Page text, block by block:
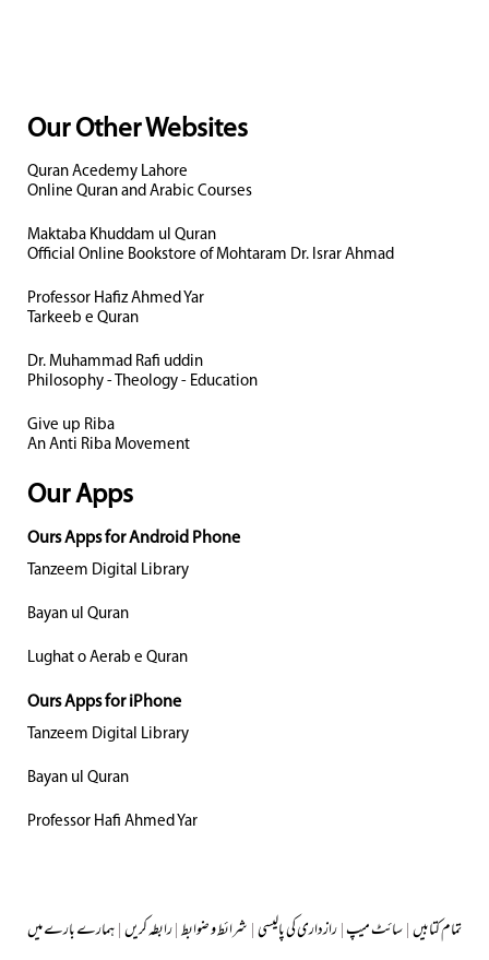
Our Other Websites
Quran Acedemy Lahore
Online Quran and Arabic Courses
Maktaba Khuddam ul Quran
Official Online Bookstore of Mohtaram Dr. Israr Ahmad
Professor Hafiz Ahmed Yar
Tarkeeb e Quran
Dr. Muhammad Rafi uddin
Philosophy - Theology - Education
Give up Riba
An Anti Riba Movement
Our Apps
Ours Apps for Android Phone
Tanzeem Digital Library
Bayan ul Quran
Lughat o Aerab e Quran
Ours Apps for iPhone
Tanzeem Digital Library
Bayan ul Quran
Professor Hafi Ahmed Yar
ہمارے بارے میں|رابطہ کریں|شرائط و ضوابط|رازداری کی پالیسی|سائٹ میپ|تمام کتابیں